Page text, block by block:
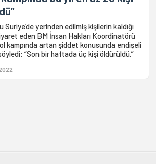
Suriye’de yerinden edilmiş kişilerin kaldığı
eden BM İnsan Hakları Koordinatörü
kampında artan şiddet konusunda endişeli
“Son bir haftada üç kişi öldürüldü.”